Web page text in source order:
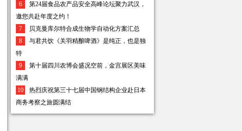
6
第24届食品农产品安全高峰论坛聚力武汉，
邀您共赴年度之约！
7
贝克曼库尔特合成生物学自动化方案汇总
8
与君共饮《关羽精酿啤酒》是纯正，也是独
特
9
第十届四川农博会盛况空前，金宫展区美味
满满
10
热烈庆祝第三十七届中国钢结构企业赴日本
商务考察之旅圆满结